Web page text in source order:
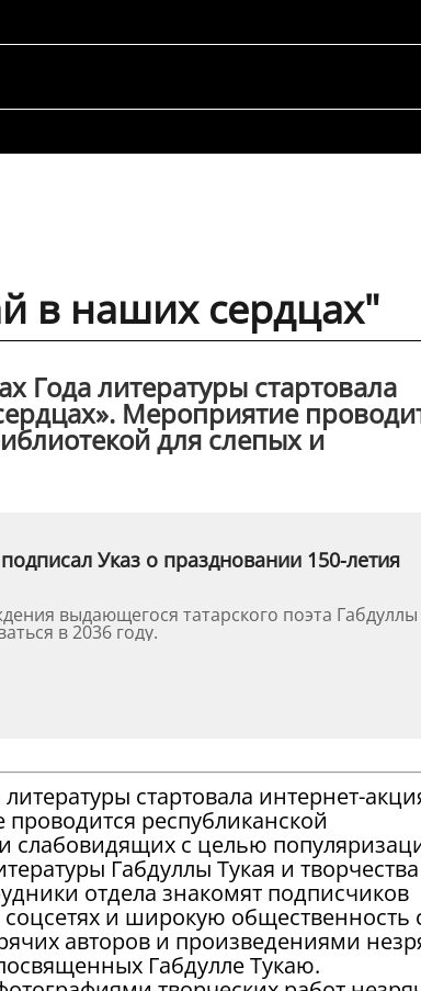
в наших сердцах"
Года литературы стартовала
Мероприятие
для слепых и
Указ о праздновании 150-летия
выдающегося татарского поэта Габдуллы
в 2036 году.
стартовала интернет-
республиканской
слабовидящих с целью
Габдуллы Тукая и творчества
отдела знакомят подписчиков
и широкую общественность
авторов и произведениями
Габдулле Тукаю.